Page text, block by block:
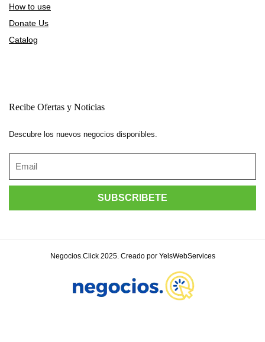
How to use
Donate Us
Catalog
Recibe Ofertas y Noticias
Descubre los nuevos negocios disponibles.
Negocios.Click 2025. Creado por YelsWebServices